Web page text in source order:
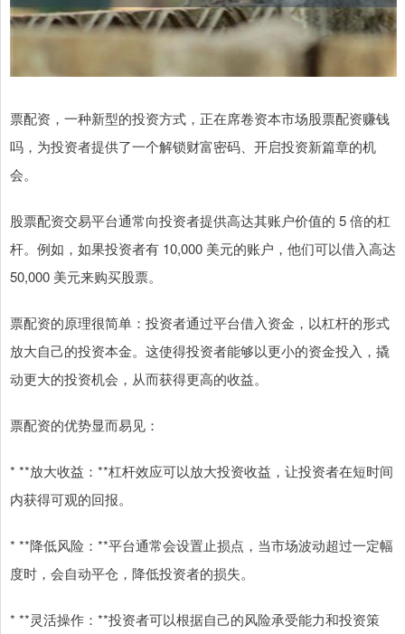
票配资，一种新型的投资方式，正在席卷资本市场股票配资赚钱
吗，为投资者提供了一个解锁财富密码、开启投资新篇章的机
会。
股票配资交易平台通常向投资者提供高达其账户价值的 5 倍的杠
杆。例如，如果投资者有 10,000 美元的账户，他们可以借入高达
50,000 美元来购买股票。
票配资的原理很简单：投资者通过平台借入资金，以杠杆的形式
放大自己的投资本金。这使得投资者能够以更小的资金投入，撬
动更大的投资机会，从而获得更高的收益。
票配资的优势显而易见：
* **放大收益：**杠杆效应可以放大投资收益，让投资者在短时间
内获得可观的回报。
* **降低风险：**平台通常会设置止损点，当市场波动超过一定幅
度时，会自动平仓，降低投资者的损失。
* **灵活操作：**投资者可以根据自己的风险承受能力和投资策